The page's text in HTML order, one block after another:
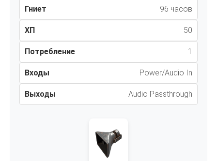
Гниет 96 часов
ХП 50
Потребление 1
Входы Power/Audio In
Выходы Audio Passthrough